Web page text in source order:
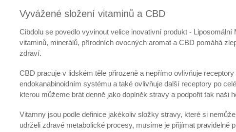
Vyvážené složení vitaminů a CBD
Cibdolu se povedlo vyvinout velice inovativní produkt -
vitaminů, minerálů, přírodních ovocných aromat a CBD pomáhá
zdraví.
CBD pracuje v lidském těle přirozeně a nepřímo ovlivňuje
endokanabinoidním systému a také ovlivňuje další receptory po
kterou můžeme brát denně jako doplněk stravy a podpořit tak naši
Vitamny jsou podle definice jakékoliv složky stravy, které si
udrželi zdravé metabolické procesy, musíme je přijímat pravidelně